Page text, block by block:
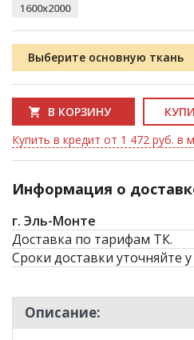
1600x2000
Выберите основную ткань
В КОРЗИНУ
Купить в кредит от 1 472 руб. в
Информация о
г. Эль-Монте
Доставка по тарифам ТК.
Сроки доставки уточняйте
Описание: